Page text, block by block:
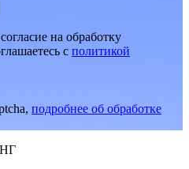
на обработку
c политикой
подробнее об обработке